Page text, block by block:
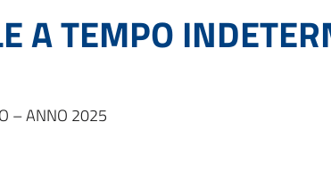
A TEMPO
– ANNO 2025